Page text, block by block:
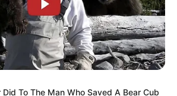
To The Man Who Saved A Bear Cub